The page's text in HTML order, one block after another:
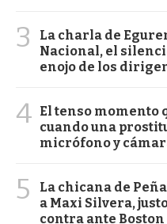
3
La charla de
Nacional, el
enojo de los
4 El tenso momento
cuando una
micrófono y
5
La chicana de
a Maxi Silvera,
contra ante Boston